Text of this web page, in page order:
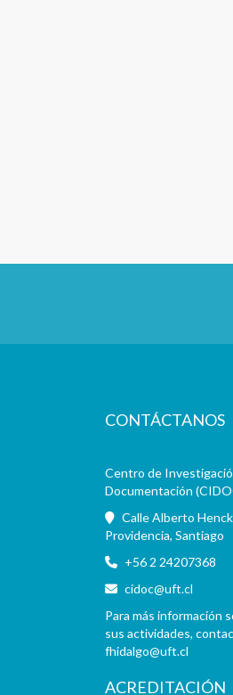
CONTÁCTANOS
Centro de
Documentación
Calle Alberto
Providencia, Santiago
+56 2 24207368
cidoc@uft.cl
Para más información
sus actividades,
fhidalgo@uft.cl
ACREDITACIÓN